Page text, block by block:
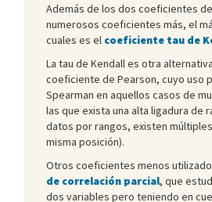
Además de los dos coeficientes
numerosos coeficientes más, el
cuales es el coeficiente tau de
La tau de Kendall es otra
coeficiente de Pearson, cuyo uso
Spearman en aquellos casos de
las que exista una alta ligadura de
datos por rangos, existen
misma posición).
Otros coeficientes menos
de correlación parcial, que
dos variables pero teniendo en